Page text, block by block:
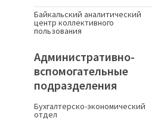
Байкальский аналитический
центр коллективного
пользования
Административно-
вспомогательные
подразделения
Бухгалтерско-экономический
отдел